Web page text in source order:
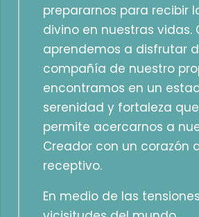
prepararnos para recibir
divino en nuestras vidas.
aprendemos a disfrutar
compañía de nuestro
encontramos en un
serenidad y fortaleza
permite acercarnos a
Creador con un corazón
receptivo.
En medio de las